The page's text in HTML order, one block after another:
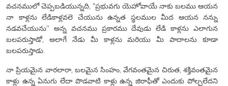
వచనములో చెప్పబడియున్నది, "ప్రభువగు యెహోవాయే నాకు బలము ఆయన
నా కాళ్లను లేడికాళ్లవలె చేయును ఉన్నత స్థలముల మీద ఆయన నన్ను
నడవచేయును'' అన్న వచనము ప్రకారము దేవుడు లేడి కాళ్లను ఎలాగున
బలపరుస్తాడో, అలాగే నేడు మీ కాళ్లను మరియు మీ పాదాలను కూడా
బలపరుస్తాడు.
నా ప్రియమైన వారలారా, బలమైన సింహం, వేగవంతమైన చిరుత, శక్తివంతమైన
కాళ్లు ఉన్న ఏనుగు లేదా పొడవాటి కాళ్లు ఉన్న జిరాఫీతో ఎందుకు పోల్చలేదని